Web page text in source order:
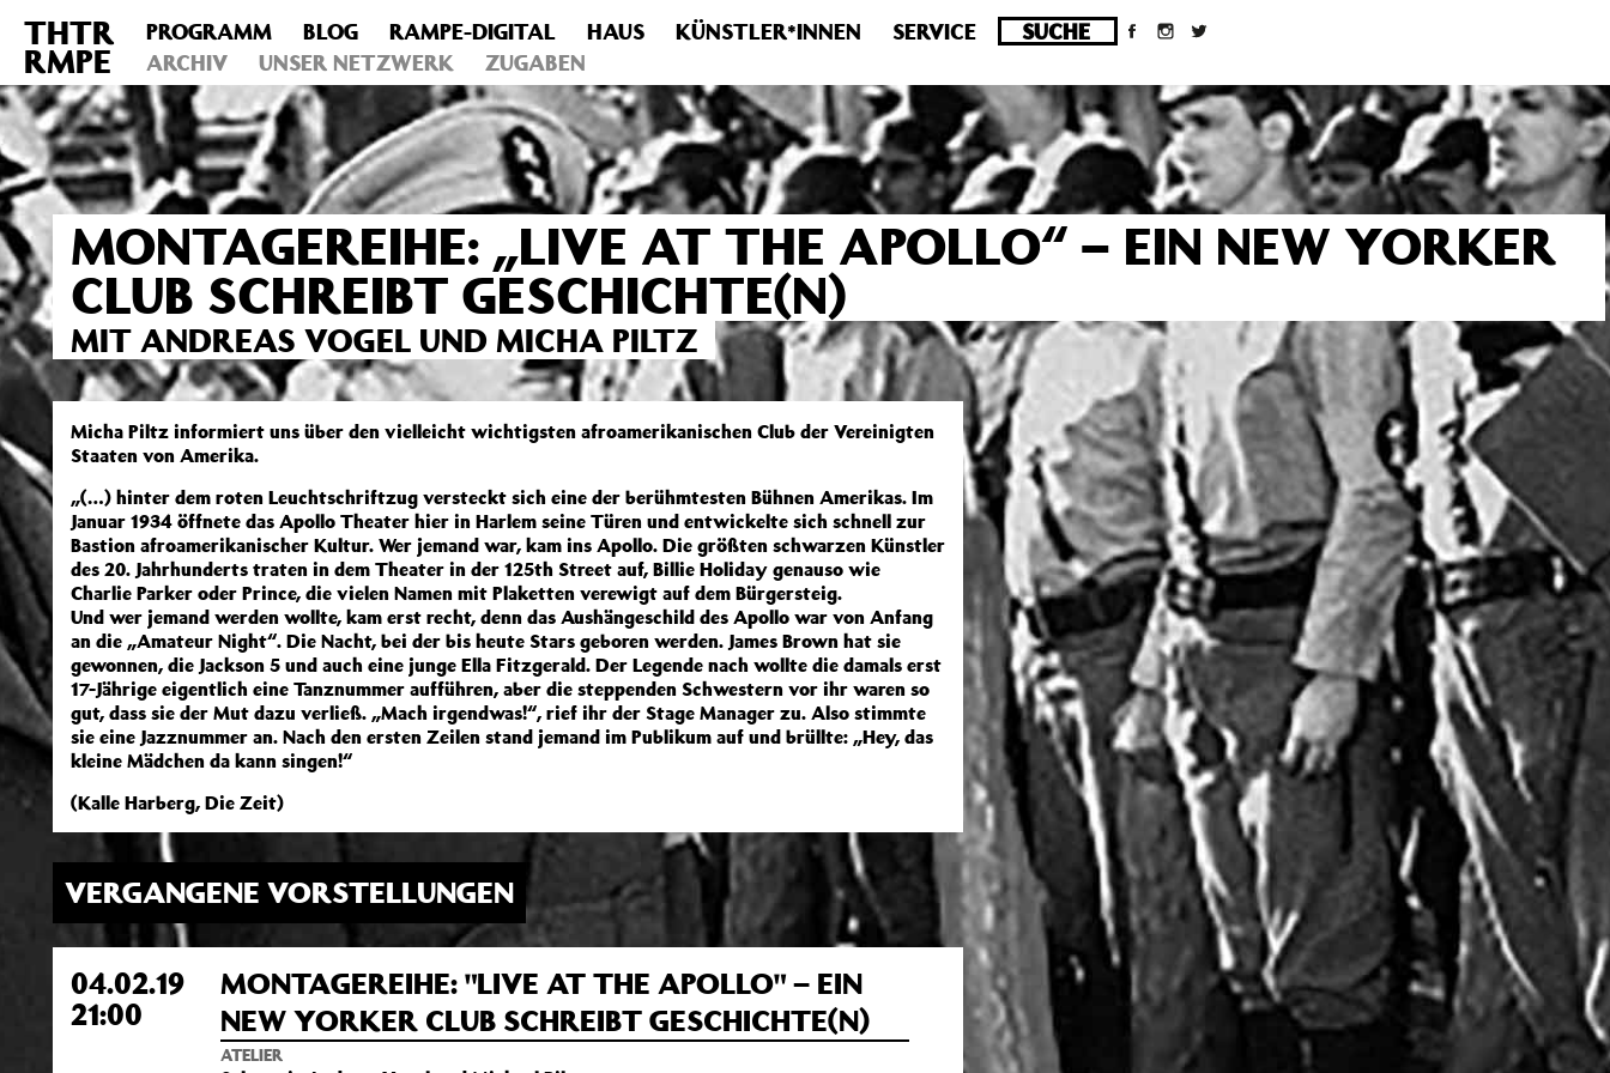
Deprecated : Die Funktion post_permalink ist seit Version 4.4.0 veraltet! Verwende stattdessen get_permalink(). in
/homepages/10/d43051023/htdocs/wordpress/wp-
includes/functions.phpon line6031
THTR
RMPE
PROGRAMM BLOG RAMPE-DIGITAL HAUS KÜNSTLER*INNEN
SERVICE
ARCHIV
UNSER NETZWERK ZUGABEN
MONTAGEREIHE: „LIVE AT THE APOLLO“ – EIN NEW YORKER
CLUB SCHREIBT GESCHICHTE(N)
MIT ANDREAS VOGEL UND MICHA PILTZ
Micha Piltz informiert uns über den vielleicht wichtigsten afroamerikanischen Club der Vereinigten
Staaten von Amerika.
„(…) hinter dem roten Leuchtschriftzug versteckt sich eine der berühmtesten Bühnen Amerikas. Im
Januar 1934 öffnete das Apollo Theater hier in Harlem seine Türen und entwickelte sich schnell zur
Bastion afroamerikanischer Kultur. Wer jemand war, kam ins Apollo. Die größten schwarzen Künstler
des 20. Jahrhunderts traten in dem Theater in der 125th Street auf, Billie Holiday genauso wie
Charlie Parker oder Prince, die vielen Namen mit Plaketten verewigt auf dem Bürgersteig.
Und wer jemand werden wollte, kam erst recht, denn das Aushängeschild des Apollo war von Anfang
an die „Amateur Night“. Die Nacht, bei der bis heute Stars geboren werden. James Brown hat sie
gewonnen, die Jackson 5 und auch eine junge Ella Fitzgerald. Der Legende nach wollte die damals erst
17-Jährige eigentlich eine Tanznummer aufführen, aber die steppenden Schwestern vor ihr waren so
gut, dass sie der Mut dazu verließ. „Mach irgendwas!“, rief ihr der Stage Manager zu. Also stimmte
sie eine Jazznummer an. Nach den ersten Zeilen stand jemand im Publikum auf und brüllte: „Hey, das
kleine Mädchen da kann singen!“
(Kalle Harberg, Die Zeit)
VERGANGENE VORSTELLUNGEN
04.02.19
21:00
MONTAGEREIHE: "LIVE AT THE APOLLO" – EIN
NEW YORKER CLUB SCHREIBT GESCHICHTE(N)
ATELIER